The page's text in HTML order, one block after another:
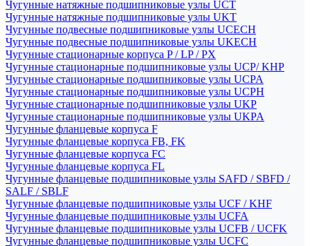
Чугунные натяжные подшипниковые узлы UCT
Чугунные натяжные подшипниковые узлы UKT
Чугунные подвесные подшипниковые узлы UCECH
Чугунные подвесные подшипниковые узлы UKECH
Чугунные стационарные корпуса P / LP / PX
Чугунные стационарные подшипниковые узлы UCP/ KHP
Чугунные стационарные подшипниковые узлы UCPA
Чугунные стационарные подшипниковые узлы UCPH
Чугунные стационарные подшипниковые узлы UKP
Чугунные стационарные подшипниковые узлы UKPA
Чугунные фланцевые корпуса F
Чугунные фланцевые корпуса FB, FK
Чугунные фланцевые корпуса FC
Чугунные фланцевые корпуса FL
Чугунные фланцевые подшипниковые узлы SAFD / SBFD /
SALF / SBLF
Чугунные фланцевые подшипниковые узлы UCF / KHF
Чугунные фланцевые подшипниковые узлы UCFA
Чугунные фланцевые подшипниковые узлы UCFB / UCFK
Чугунные фланцевые подшипниковые узлы UCFC